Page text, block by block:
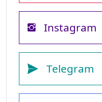
Instagram
Telegram